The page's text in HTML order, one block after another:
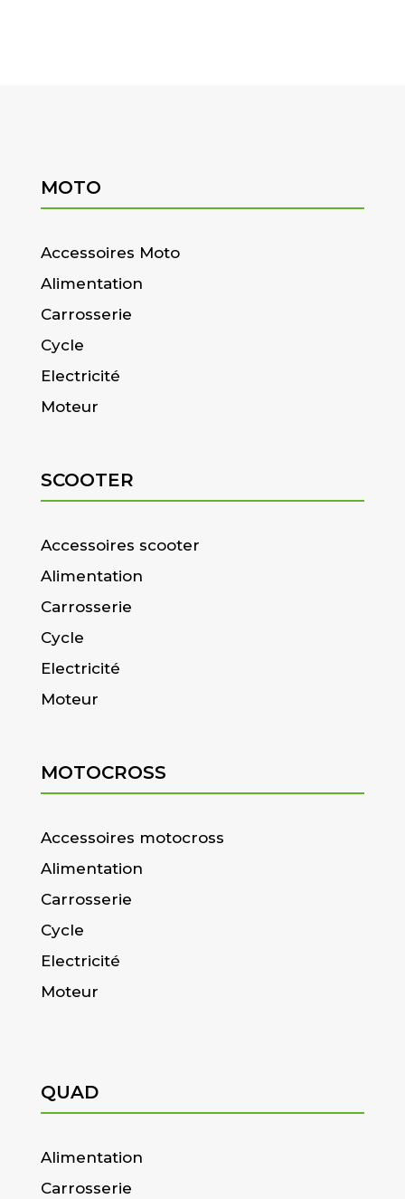
MOTO
Accessoires Moto
Alimentation
Carrosserie
Cycle
Electricité
Moteur
SCOOTER
Accessoires scooter
Alimentation
Carrosserie
Cycle
Electricité
Moteur
MOTOCROSS
Accessoires motocross
Alimentation
Carrosserie
Cycle
Electricité
Moteur
QUAD
Alimentation
Carrosserie